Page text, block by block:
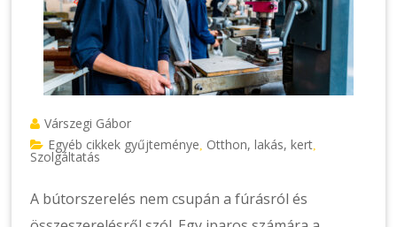
Várszegi Gábor
Egyéb cikkek gyűjteménye Otthon, lakás, kert
Szolgáltatás
A bútorszerelés nem csupán a fúrásról és